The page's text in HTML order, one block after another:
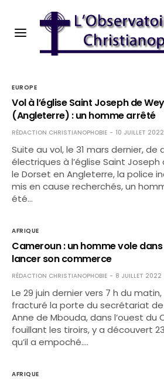
EUROPE
Vol à l’église Saint Joseph de
(Angleterre) : un homme arrêté
RÉDACTION CHRISTIANOPHOBIE 10 JUILLET 2022
Suite au vol, le 31 mars dernier,
électriques à l’église Saint
le Dorset en Angleterre, la police
mis en cause recherchés, un
été…
AFRIQUE
Cameroun : un homme vole
lancer son commerce
RÉDACTION CHRISTIANOPHOBIE 8 JUILLET 2022
Le 29 juin dernier vers 7 h du
fracturé la porte du secrétariat de
Anne de Mbouda, dans l’ouest du
fouillant les tiroirs, y a découvert
qu’il a empoché.…
AFRIQUE